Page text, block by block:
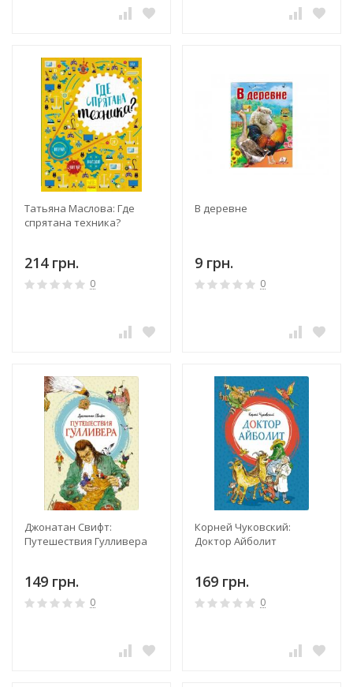
Татьяна Маслова: Где
спрятана техника?
214 грн.
0
В деревне
9 грн.
0
Джонатан Свифт:
Путешествия Гулливера
149 грн.
0
Корней Чуковский:
Доктор Айболит
169 грн.
0